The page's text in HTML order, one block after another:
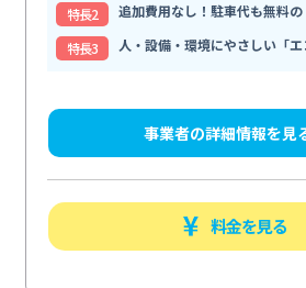
特⻑2
追加費用なし！駐車代も無料の
特⻑3
人・設備・環境にやさしい「
事業者の詳細情報を見
料金を見る